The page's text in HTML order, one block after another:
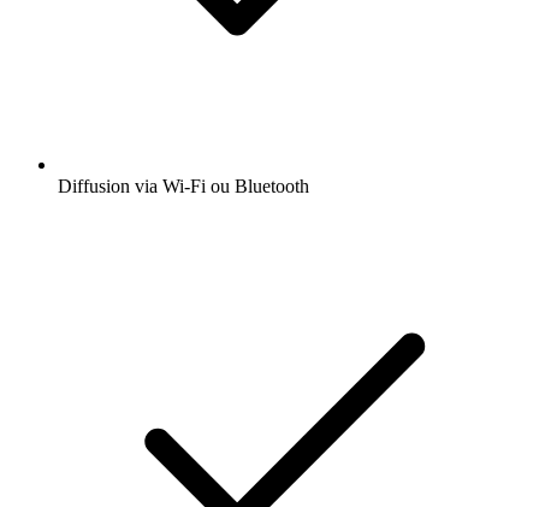
Diffusion via Wi-Fi ou Bluetooth